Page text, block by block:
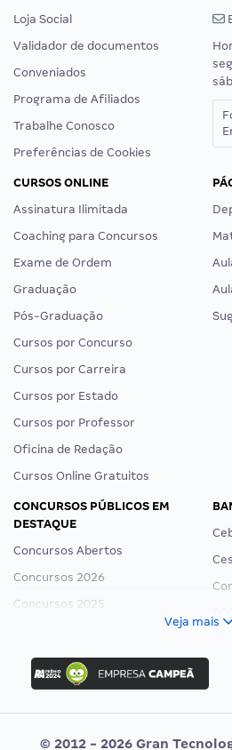
Loja Social
Validador de documentos
Conveniados
Programa de Afiliados
Trabalhe Conosco
Preferências de Cookies
CURSOS ONLINE
Assinatura Ilimitada
Coaching para Concursos
Exame de Ordem
Graduação
Pós-Graduação
Cursos por Concurso
Cursos por Carreira
Cursos por Estado
Cursos por Professor
Oficina de Redação
Cursos Online Gratuitos
CONCURSOS PÚBLICOS EM
DESTAQUE
Concursos Abertos
Concursos 2026
Concursos 2025
Concurso Ibama
Concurso MPU
Editais publicados
Veja mais
© 2012 - 2026 Gran